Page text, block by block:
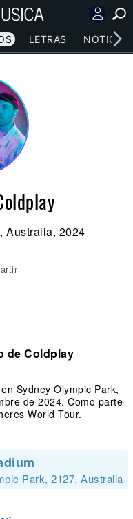
LETRAS NOTICIAS
Australia, 2024
de Coldplay
Sydney Olympic Park,
de 2024. Como parte
World Tour.
Park, 2127, Australia